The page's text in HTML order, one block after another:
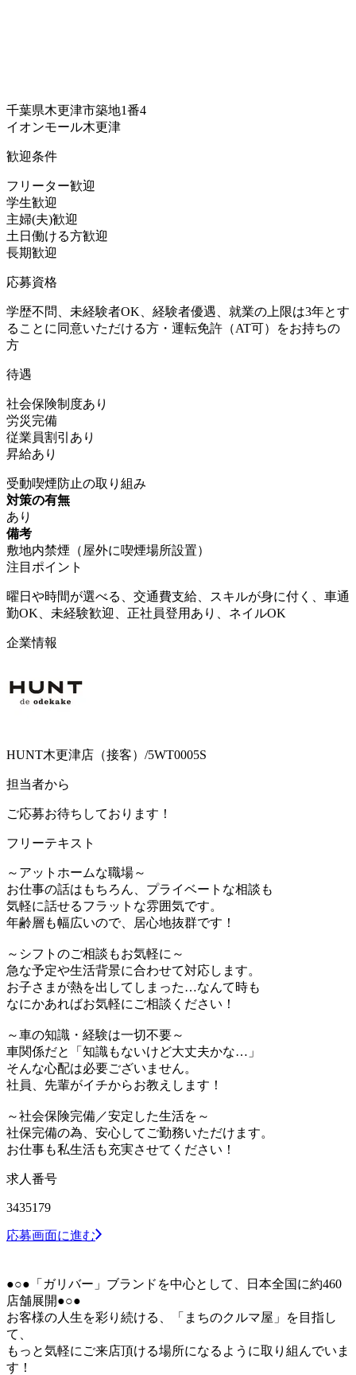
千葉県木更津市築地1番4
イオンモール木更津
歓迎条件
フリーター歓迎
学生歓迎
主婦(夫)歓迎
土日働ける方歓迎
長期歓迎
応募資格
学歴不問、未経験者OK、経験者優遇、就業の上限は3年とす
ることに同意いただける方・運転免許（AT可）をお持ちの
方
待遇
社会保険制度あり
労災完備
従業員割引あり
昇給あり
受動喫煙防止の取り組み
対策の有無
あり
備考
敷地内禁煙（屋外に喫煙場所設置）
注目ポイント
曜日や時間が選べる、交通費支給、スキルが身に付く、車通
勤OK、未経験歓迎、正社員登用あり、ネイルOK
企業情報
HUNT木更津店（接客）/5WT0005S
担当者から
ご応募お待ちしております！
フリーテキスト
～アットホームな職場～
お仕事の話はもちろん、プライベートな相談も
気軽に話せるフラットな雰囲気です。
年齢層も幅広いので、居心地抜群です！
～シフトのご相談もお気軽に～
急な予定や生活背景に合わせて対応します。
お子さまが熱を出してしまった…なんて時も
なにかあればお気軽にご相談ください！
～車の知識・経験は一切不要～
車関係だと「知識もないけど大丈夫かな…」
そんな心配は必要ございません。
社員、先輩がイチからお教えします！
～社会保険完備／安定した生活を～
社保完備の為、安心してご勤務いただけます。
お仕事も私生活も充実させてください！
求人番号
3435179
応募画面に進む
●○●「ガリバー」ブランドを中心として、日本全国に約460
店舗展開●○●
お客様の人生を彩り続ける、「まちのクルマ屋」を目指し
て、
もっと気軽にご来店頂ける場所になるように取り組んでいま
す！